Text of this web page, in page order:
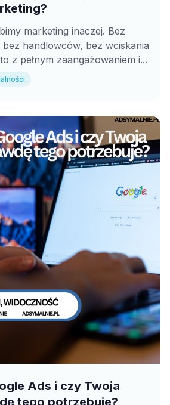
marketing inaczej. Bez
handlowców, bez wciskania
z pełnym zaangażowaniem i...
Ads i czy Twoja
tego potrzebuje?